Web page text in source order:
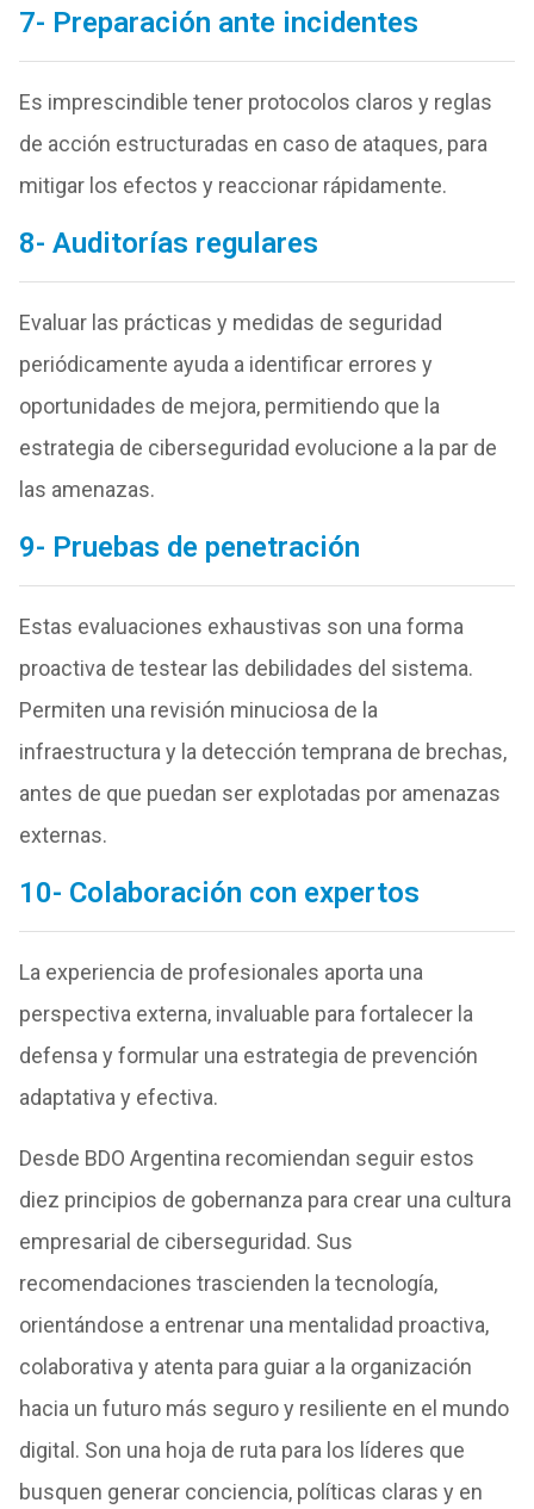
7- Preparación ante incidentes
Es imprescindible tener protocolos claros y reglas
de acción estructuradas en caso de ataques, para
mitigar los efectos y reaccionar rápidamente.
8- Auditorías regulares
Evaluar las prácticas y medidas de seguridad
periódicamente ayuda a identificar errores y
oportunidades de mejora, permitiendo que la
estrategia de ciberseguridad evolucione a la par de
las amenazas.
9- Pruebas de penetración
Estas evaluaciones exhaustivas son una forma
proactiva de testear las debilidades del sistema.
Permiten una revisión minuciosa de la
infraestructura y la detección temprana de brechas,
antes de que puedan ser explotadas por amenazas
externas.
10- Colaboración con expertos
La experiencia de profesionales aporta una
perspectiva externa, invaluable para fortalecer la
defensa y formular una estrategia de prevención
adaptativa y efectiva.
Desde BDO Argentina recomiendan seguir estos
diez principios de gobernanza para crear una cultura
empresarial de ciberseguridad. Sus
recomendaciones trascienden la tecnología,
orientándose a entrenar una mentalidad proactiva,
colaborativa y atenta para guiar a la organización
hacia un futuro más seguro y resiliente en el mundo
digital. Son una hoja de ruta para los líderes que
busquen generar conciencia, políticas claras y en